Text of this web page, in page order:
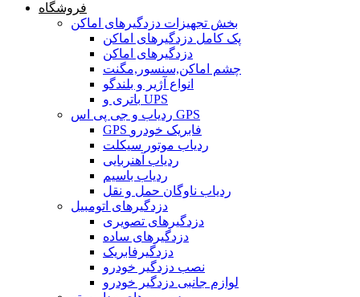
فروشگاه
بخش تجهیزات دزدگیرهای اماکن
پک کامل دزدگیرهای اماکن
دزدگیرهای اماکن
چشم اماکن,سنسور,مگنت
انواع آژیر و بلندگو
باتری و UPS
ردیاب و جی پی اس GPS
GPS فابریک خودرو
ردیاب موتور سیکلت
ردیاب آهنربایی
ردیاب باسیم
ردیاب ناوگان حمل و نقل
دزدگیرهای اتومبیل
دزدگیرهای تصویری
دزدگیرهای ساده
دزدگیرفابریک
نصب دزدگیر خودرو
لوازم جانبی دزدگیر خودرو